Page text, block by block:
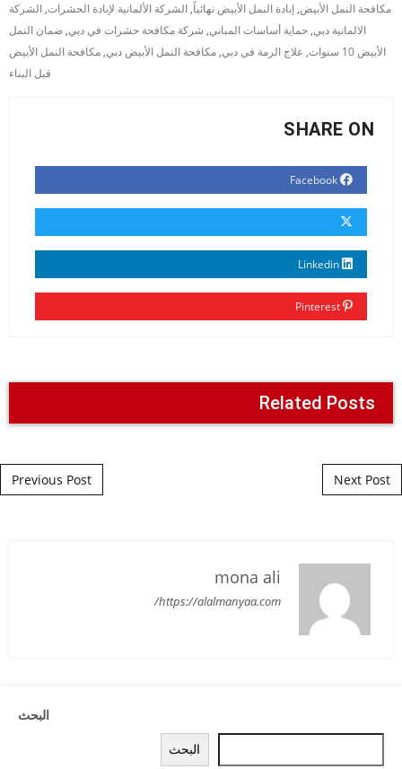
مكافحة النمل الأبيض, إبادة النمل الأبيض نهائياً, الشركة الألمانية لإبادة الحشرات, الشركة
الالمانية دبي, حماية أساسات المباني, شركة مكافحة حشرات في دبي, ضمان النمل
الأبيض 10 سنوات
, علاج الرمة في دبي, مكافحة النمل الأبيض دبي, مكافحة النمل الأبيض
قبل البناء
SHARE ON
Related Posts
Post navigation
Previous Post Next Post
mona ali
https://alalmanyaa.com/
البحث
البحث